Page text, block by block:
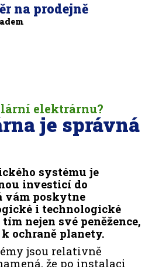
na prodejně
elektrárnu?
je správná
systému je
investicí do
vám poskytne
i technologické
nejen své peněžence,
ochraně planety.
jsou relativně
že po instalaci